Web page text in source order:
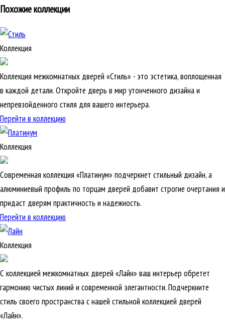
Похожие коллекции
Коллекция
Коллекция межкомнатных дверей «Стиль» - это эстетика, воплощенная
в каждой детали. Откройте дверь в мир утонченного дизайна и
непревзойденного стиля для вашего интерьера.
Перейти в коллекцию
Коллекция
Современная коллекция «Платинум» подчеркнет стильный дизайн, а
алюминиевый профиль по торцам дверей добавит строгие очертания и
придаст дверям практичность и надежность.
Перейти в коллекцию
Коллекция
С коллекцией межкомнатных дверей «Лайн» ваш интерьер обретет
гармонию чистых линий и современной элегантности. Подчеркните
стиль своего пространства с нашей стильной коллекцией дверей
«Лайн».